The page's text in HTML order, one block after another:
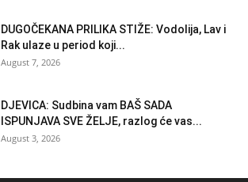
DUGOČEKANA PRILIKA STIŽE: Vodolija, Lav i
Rak ulaze u period koji...
August 7, 2026
DJEVICA: Sudbina vam BAŠ SADA
ISPUNJAVA SVE ŽELJE, razlog će vas...
August 3, 2026